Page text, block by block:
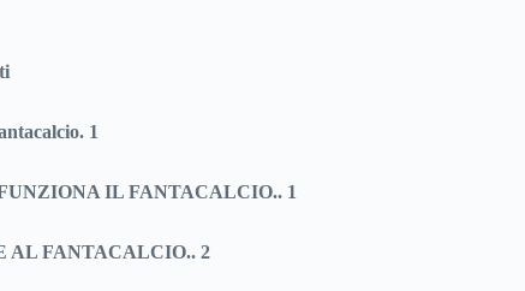
. 1
IL FANTACALCIO.. 1
AL FANTACALCIO.. 2